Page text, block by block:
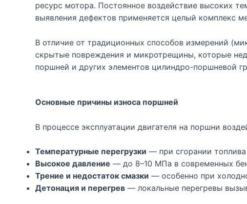
ресурс мотора. Постоянное воздействие высоких
выявления дефектов применяется целый комплекс
В отличие от традиционных способов измерений
скрытые повреждения и микротрещины, которые
поршней и других элементов цилиндро-поршневой
Основные причины износа поршней
В процессе эксплуатации двигателя на поршни
Температурные перегрузки — при сгорании
Высокое давление — до 8–10 МПа в современных
Трение и недостаток смазки — особенно при
Детонация и перегрев — локальные перегревы